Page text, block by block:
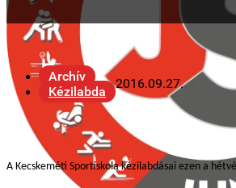
Archív
Kézilabda
2016.09.27.
A Kecskeméti Sportiskola kézilabdásai ezen a